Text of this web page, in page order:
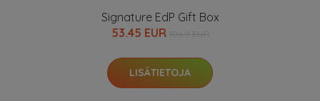
Signature EdP Gift Box
53.45 EUR
LISÄTIETOJA